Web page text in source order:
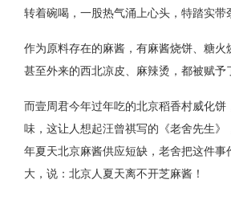
转着碗喝，一股热气涌上心头，特踏实带
作为原料存在的麻酱，有麻酱烧饼、糖火
甚至外来的西北凉皮、麻辣烫，都被赋予
而壹周君今年过年吃的北京稻香村威化饼
味，这让人想起汪曾祺写的《老舍先生》
年夏天北京麻酱供应短缺，老舍把这件事
大，说：北京人夏天离不开芝麻酱！